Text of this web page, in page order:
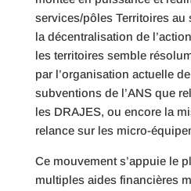
services/pôles Territoires
la décentralisation de
les territoires semble
par l’organisation actuelle
subventions de l’ANS que
les DRAJES, ou encore la
relance sur les micro-
Ce mouvement s’appuie le
multiples aides financières